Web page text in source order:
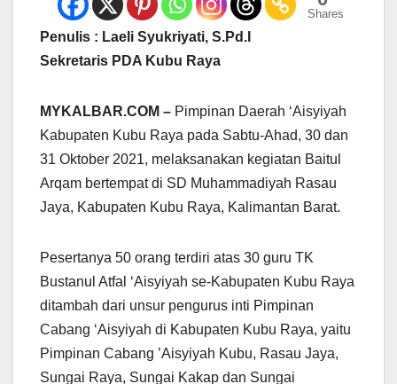
Shares
Penulis : Laeli Syukriyati, S.Pd.I
Sekretaris PDA Kubu Raya
MYKALBAR.COM – Pimpinan Daerah ‘Aisyiyah
Kabupaten Kubu Raya pada Sabtu-Ahad, 30 dan
31 Oktober 2021, melaksanakan kegiatan Baitul
Arqam bertempat di SD Muhammadiyah Rasau
Jaya, Kabupaten Kubu Raya, Kalimantan Barat.
Pesertanya 50 orang terdiri atas 30 guru TK
Bustanul Atfal ‘Aisyiyah se-Kabupaten Kubu Raya
ditambah dari unsur pengurus inti Pimpinan
Cabang ‘Aisyiyah di Kabupaten Kubu Raya, yaitu
Pimpinan Cabang ’Aisyiyah Kubu, Rasau Jaya,
Sungai Raya, Sungai Kakap dan Sungai